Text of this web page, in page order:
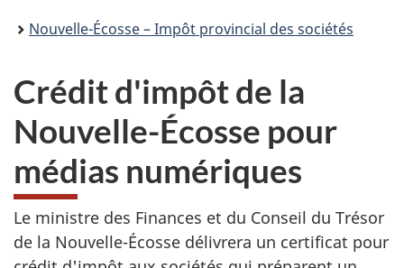
Nouvelle-Écosse – Impôt provincial des sociétés
Crédit d'impôt de la
Nouvelle-Écosse pour
médias numériques
Le ministre des Finances et du Conseil du Trésor
de la Nouvelle-Écosse délivrera un certificat pour